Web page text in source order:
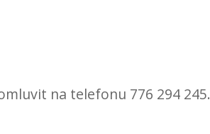
na telefonu 776 294 245.